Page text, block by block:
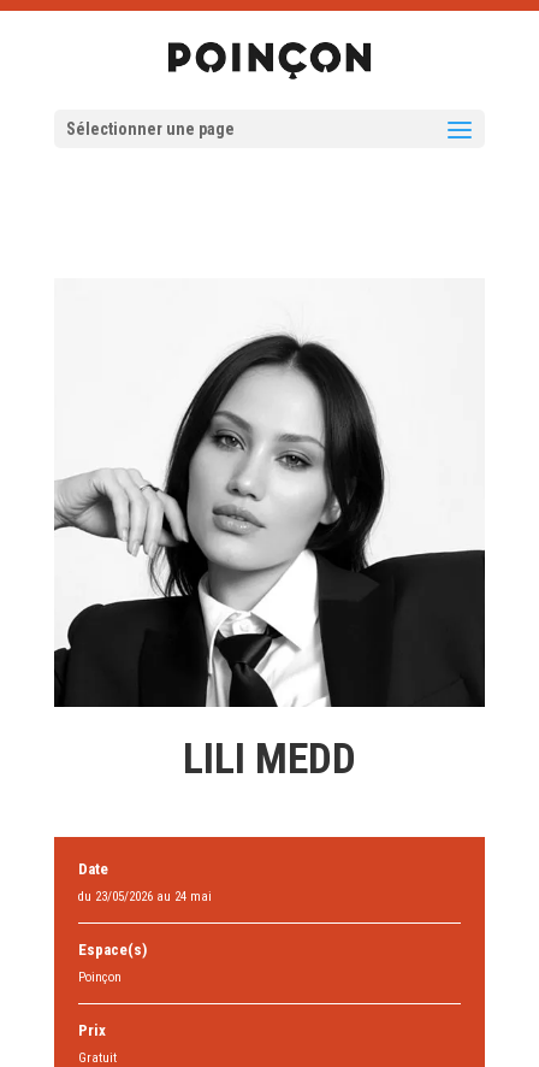
Sélectionner une page
LILI MEDD
Date
du 23/05/2026 au 24 mai
Espace(s)
Poinçon
Prix
Gratuit